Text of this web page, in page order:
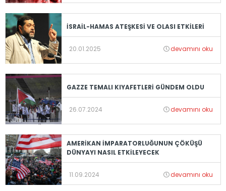
İSRAİL-HAMAS ATEŞKESİ VE OLASI ETKİLERİ
20.01.2025 devamını oku
GAZZE TEMALI KIYAFETLERİ GÜNDEM OLDU
26.07.2024 devamını oku
AMERİKAN İMPARATORLUĞUNUN ÇÖKÜŞÜ
DÜNYAYI NASIL ETKİLEYECEK
11.09.2024 devamını oku